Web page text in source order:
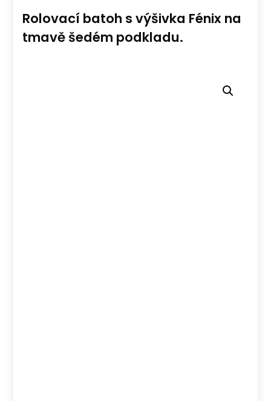
Rolovací batoh s výšivka Fénix na
tmavě šedém podkladu.